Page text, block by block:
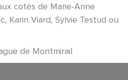
cotés de Marie-Anne
Karin Viard, Sylvie Testud ou
de Montmirail